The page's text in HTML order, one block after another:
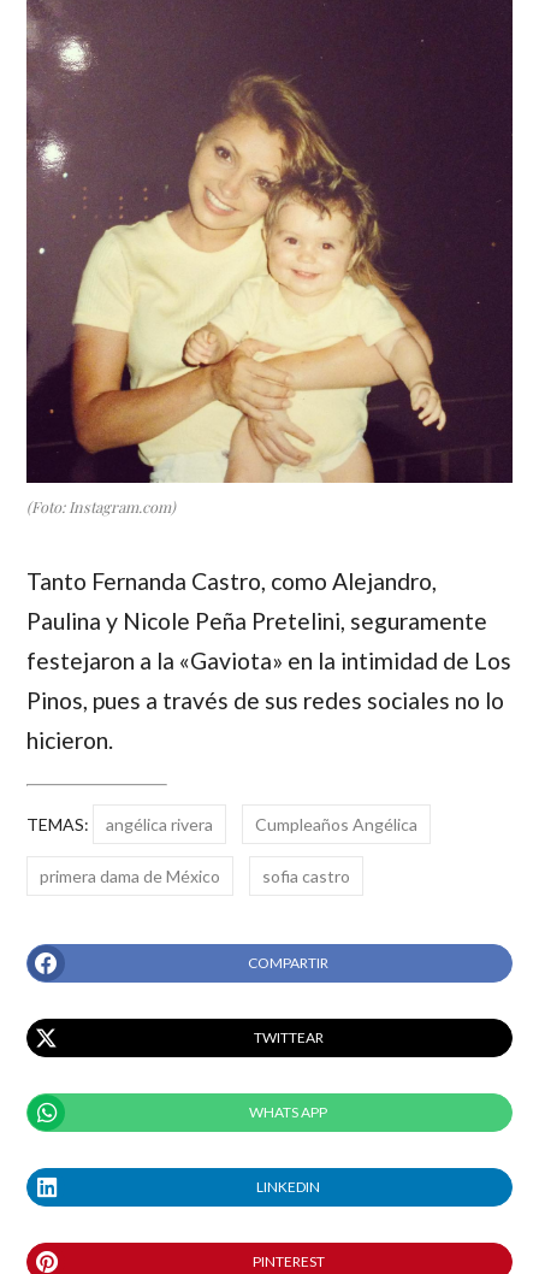
(Foto: Instagram.com)
Tanto Fernanda Castro, comoAlejandro,
Paulina y Nicole Peña Pretelini, seguramente
festejaron a la «Gaviota» en la intimidad de Los
Pinos, pues a través de sus redes sociales no lo
hicieron.
TEMAS: angélica rivera Cumpleaños Angélica
primera dama de México sofia castro
COMPARTIR
TWITTEAR
WHATS APP
LINKEDIN
PINTEREST